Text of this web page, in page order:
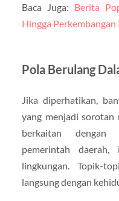
Baca Juga: Berita
Hingga
Pola Berulang
Jika diperhatikan,
yang menjadi sorotan
berkaitan dengan
pemerintah
lingkungan. Topik-
langsung dengan